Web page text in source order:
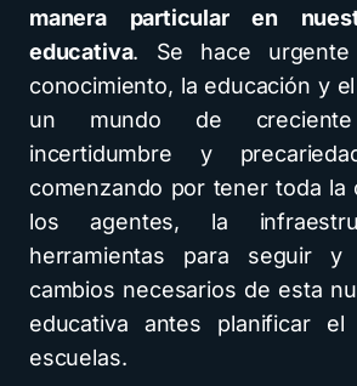
manera particular en
educativa. Se hace urgente
conocimiento, la educación y
un mundo de creciente
incertidumbre y
comenzando por tener toda la
los agentes, la
herramientas para seguir
cambios necesarios de esta
educativa antes planificar
escuelas.